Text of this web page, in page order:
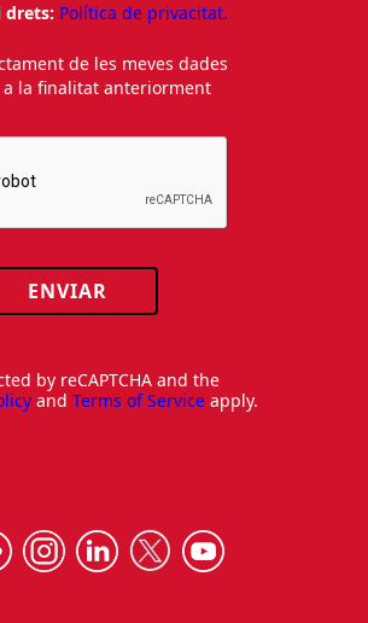
drets: Política de privacitat.
de les meves dades
la finalitat anteriorment
ENVIAR
by reCAPTCHA and the
and Terms of Service apply.